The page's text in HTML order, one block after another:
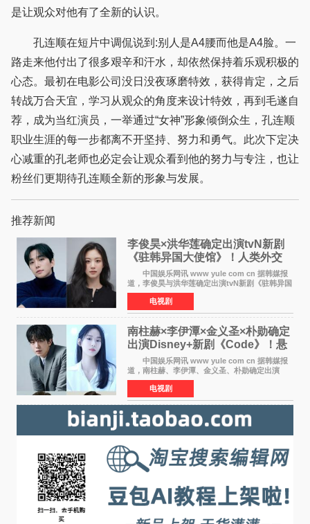
是让观众对他有了全新的认识。
孔连顺在短片中调侃说到:别人是A4腰而他是A4脸。一
路走来他付出了很多艰辛和汗水，却依然保持着乐观积极的
心态。最初在电影公司没日没夜琢磨特效，获得肯定，之后
转战万合天宜，学习从观众的角度来设计特效，再到毛遂自
荐，成为当红演员，一举通过“女神”形象倾倒众生，孔连顺
职业生涯的每一步都离不开坚持、努力和勇气。此次下定决
心减重的孔老师也必定会让观众看到他的努力与专注，也让
粉丝们更期待孔连顺全新的形象与发展。
推荐新闻
李俊昊×洪华莲确定出演tvN新剧
《驻韩异国大使馆》！人类外交
官与“龙”大使的奇幻
中国娱乐网讯 www yule com cn 据韩媒报
道，李俊昊与洪华莲确定出演tvN新剧《驻韩异国
大使馆》，分别担任男女主角，引发期待。
该剧讲述了一位因管理驻韩异国大使馆（负责管
理居住在大韩
电视剧
南柱赫×李伊潭×金义圣×朴勋确定
出演Disney+新剧《Code》！悬
疑犯罪惊悚明年上线
中国娱乐网讯 www yule com cn 据韩媒报
道，南柱赫、李伊潭、金义圣、朴勋确定出演
Disney+新剧《Code》，该剧预计将于明年播
出，引发高度关注。 本剧改编自同名人气台
剧，讲述了一位往来
电视剧